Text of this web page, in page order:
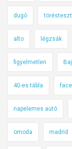
dugó törésteszt
alto légzsák
figyelmetlen
40-es tábla
napelemes autó
omoda madrid